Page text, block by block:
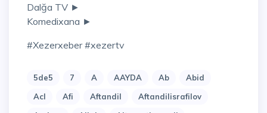
Dalğa TV ►
Komedixana ►
#xezerxeber #xezertv
5de5 7 A AAYDA Ab
Abid
Acl
Afi Aftandil
Aftandilisrafilov